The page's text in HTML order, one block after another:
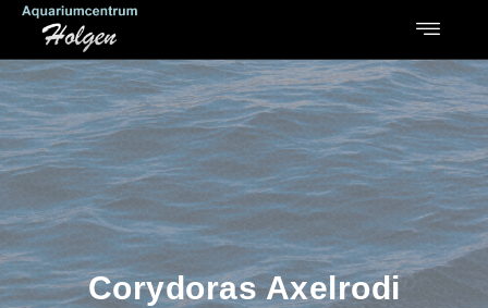
Corydoras Axelrodi